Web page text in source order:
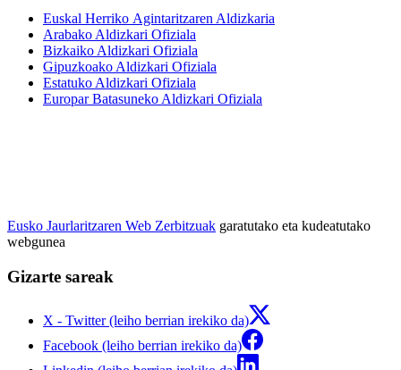
Euskal Herriko Agintaritzaren Aldizkaria
Arabako Aldizkari Ofiziala
Bizkaiko Aldizkari Ofiziala
Gipuzkoako Aldizkari Ofiziala
Estatuko Aldizkari Ofiziala
Europar Batasuneko Aldizkari Ofiziala
Eusko Jaurlaritzaren Web Zerbitzuak garatutako eta kudeatutako
webgunea
Gizarte sareak
X - Twitter (leiho berrian irekiko da)
Facebook (leiho berrian irekiko da)